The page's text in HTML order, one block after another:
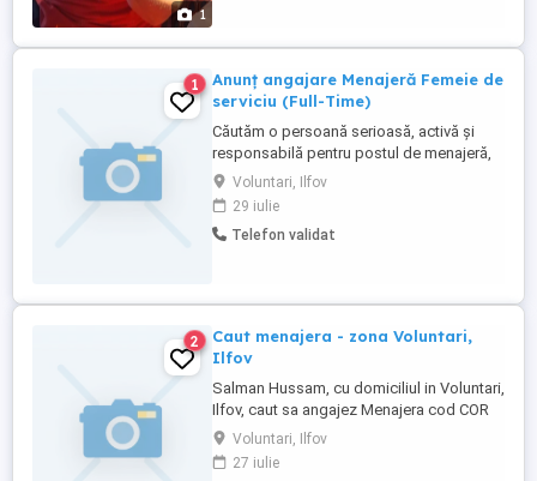
1
1
Anunț angajare Menajeră Femeie de
serviciu (Full-Time)
Căutăm o persoană serioasă, activă și
responsabilă pentru postul de menajeră,
pentru activitate desfășurată la domiciliu,
în zona București Sector 1 Voluntari.
Responsabilități: - Curățenie generală și
de întreținere - Spălat și călcat rufe -
Voluntari, Ilfov
29 iulie
Telefon validat
2
Caut menajera - zona Voluntari,
Ilfov
Salman Hussam, cu domiciliul in Voluntari,
Ilfov, caut sa angajez Menajera cod COR
911101, cu experienta minima in domeniu
Voluntari, Ilfov
27 iulie